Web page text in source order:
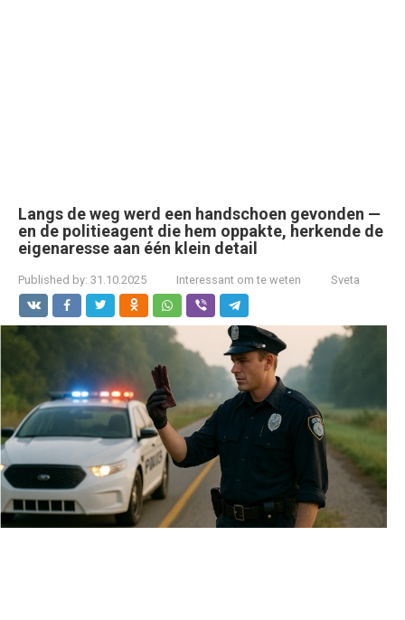
Langs de weg werd een handschoen gevonden —
en de politieagent die hem oppakte, herkende de
eigenaresse aan één klein detail
Published by: 31.10.2025 Interessant om te weten Sveta